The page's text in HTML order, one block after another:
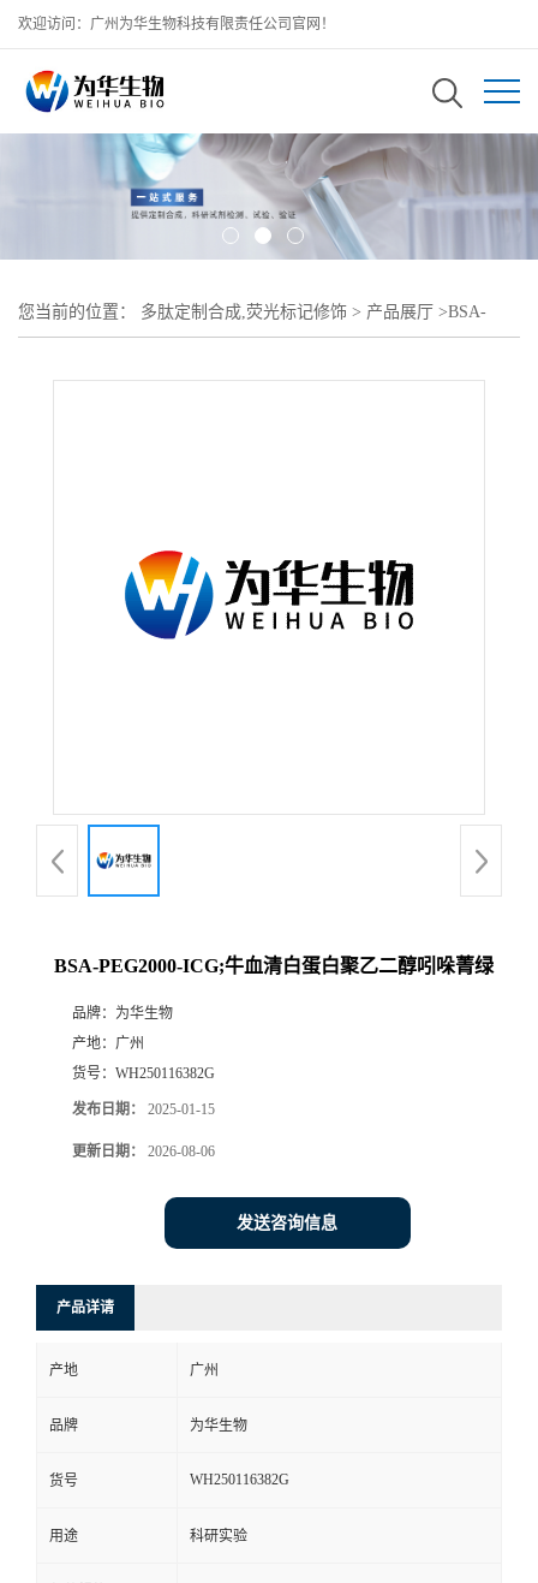
欢迎访问：广州为华生物科技有限责任公司官网！
您当前的位置： 多肽定制合成,荧光标记修饰 > 产品展厅 >BSA-
BSA-PEG2000-ICG;牛血清白蛋白聚乙二醇吲哚菁绿
品牌： 为华生物
产地： 广州
货号： WH250116382G
发布日期： 2025-01-15
更新日期： 2026-08-06
发送咨询信息
产品详请
产地 广州
品牌 为华生物
货号 WH250116382G
用途 科研实验